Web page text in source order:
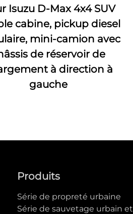
Isuzu D-Max 4x4 SUV
cabine, pickup diesel
mini-camion avec
de réservoir de
à direction à
gauche
Produits
Série de propreté urbaine
Série de sauvetage urbain et